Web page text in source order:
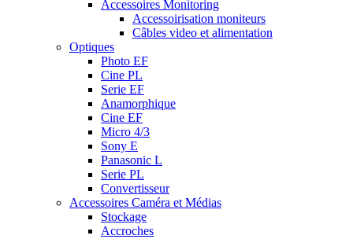
Accessoires Monitoring
Accessoirisation moniteurs
Câbles video et alimentation
Optiques
Photo EF
Cine PL
Serie EF
Anamorphique
Cine EF
Micro 4/3
Sony E
Panasonic L
Serie PL
Convertisseur
Accessoires Caméra et Médias
Stockage
Accroches